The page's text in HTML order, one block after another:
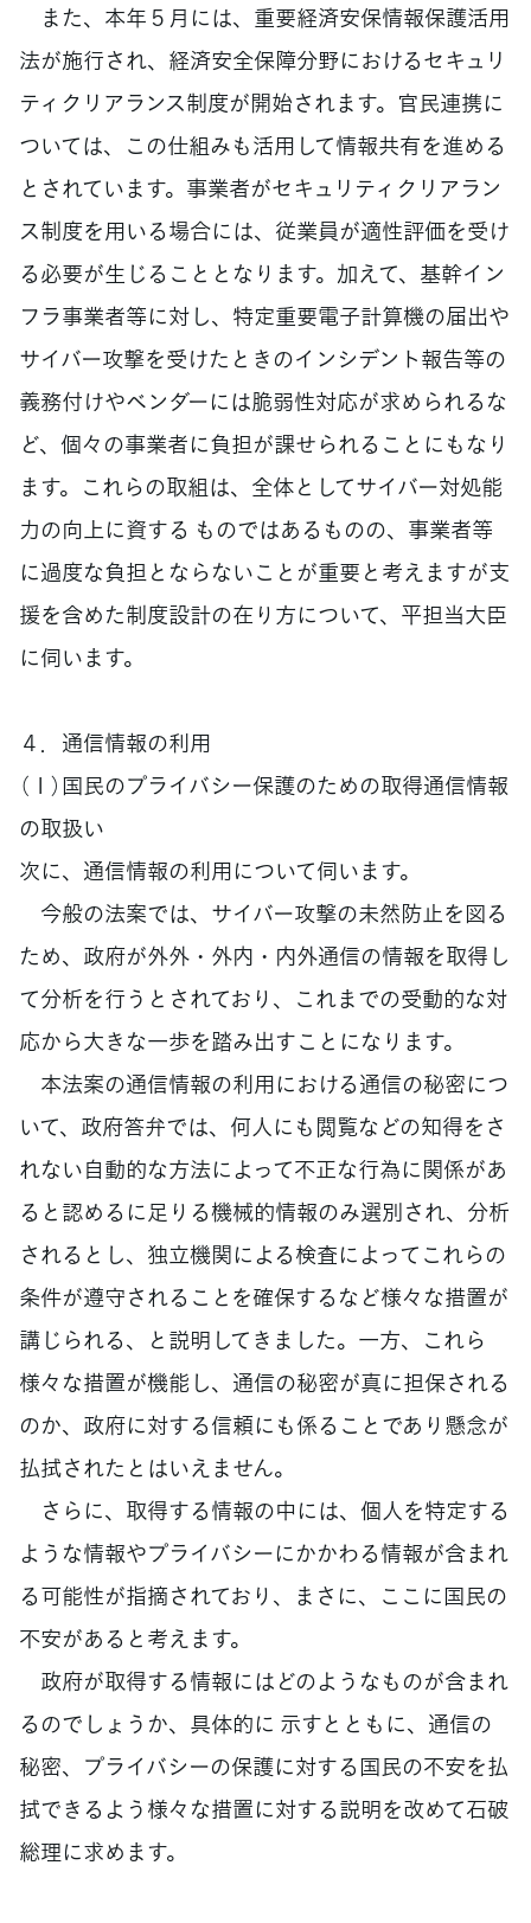
また、本年５月には、重要経済安保情報保護活用
法が施行され、経済安全保障分野におけるセキュリ
ティクリアランス制度が開始されます。官民連携に
ついては、この仕組みも活用して情報共有を進める
とされています。事業者がセキュリティクリアラン
ス制度を用いる場合には、従業員が適性評価を受け
る必要が生じることとなります。加えて、基幹イン
フラ事業者等に対し、特定重要電子計算機の届出や
サイバー攻撃を受けたときのインシデント報告等の
義務付けやベンダーには脆弱性対応が求められるな
ど、個々の事業者に負担が課せられることにもなり
ます。これらの取組は、全体としてサイバー対処能
力の向上に資する ものではあるものの、事業者等
に過度な負担とならないことが重要と考えますが支
援を含めた制度設計の在り方について、平担当大臣
に伺います。
４．通信情報の利用
（１）国民のプライバシー保護のための取得通信情報
の取扱い
次に、通信情報の利用について伺います。
今般の法案では、サイバー攻撃の未然防止を図る
ため、政府が外外・外内・内外通信の情報を取得し
て分析を行うとされており、これまでの受動的な対
応から大きな一歩を踏み出すことになります。
本法案の通信情報の利用における通信の秘密につ
いて、政府答弁では、何人にも閲覧などの知得をさ
れない自動的な方法によって不正な行為に関係があ
ると認めるに足りる機械的情報のみ選別され、分析
されるとし、独立機関による検査によってこれらの
条件が遵守されることを確保するなど様々な措置が
講じられる、と説明してきました。一方、これら
様々な措置が機能し、通信の秘密が真に担保される
のか、政府に対する信頼にも係ることであり懸念が
払拭されたとはいえません。
さらに、取得する情報の中には、個人を特定する
ような情報やプライバシーにかかわる情報が含まれ
る可能性が指摘されており、まさに、ここに国民の
不安があると考えます。
政府が取得する情報にはどのようなものが含まれ
るのでしょうか、具体的に 示すとともに、通信の
秘密、プライバシーの保護に対する国民の不安を払
拭できるよう様々な措置に対する説明を改めて石破
総理に求めます。